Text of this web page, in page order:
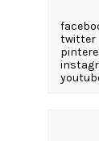
twitter